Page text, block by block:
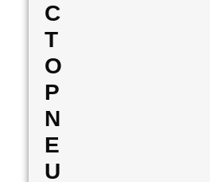
C
T
O
P
N
E
U